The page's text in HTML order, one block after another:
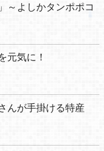
～よしかタンポポコ
元気に！
んが手掛ける特産